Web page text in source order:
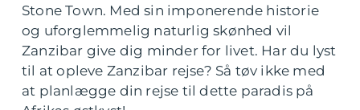
Stone Town. Med sin imponerende historie
og uforglemmelig naturlig skønhed vil
Zanzibar give dig minder for livet. Har du lyst
til at opleve Zanzibar rejse? Så tøv ikke med
at planlægge din rejse til dette paradis på